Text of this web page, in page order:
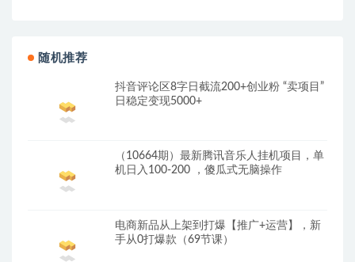
随机推荐
抖音评论区8字日截流200+创业粉 “卖项目”
日稳定变现5000+
（10664期）最新腾讯音乐人挂机项目，单
机日入100-200 ，傻瓜式无脑操作
电商新品从上架到打爆【推广+运营】，新
手从0打爆款（69节课）